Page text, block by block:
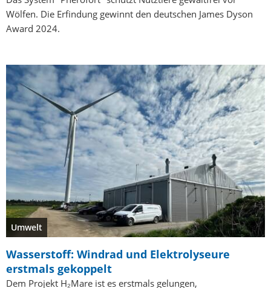
Wölfen. Die Erfindung gewinnt den deutschen James Dyson
Award 2024.
Umwelt
Wasserstoff: Windrad und Elektrolyseure
erstmals gekoppelt
Dem Projekt H₂Mare ist es erstmals gelungen,